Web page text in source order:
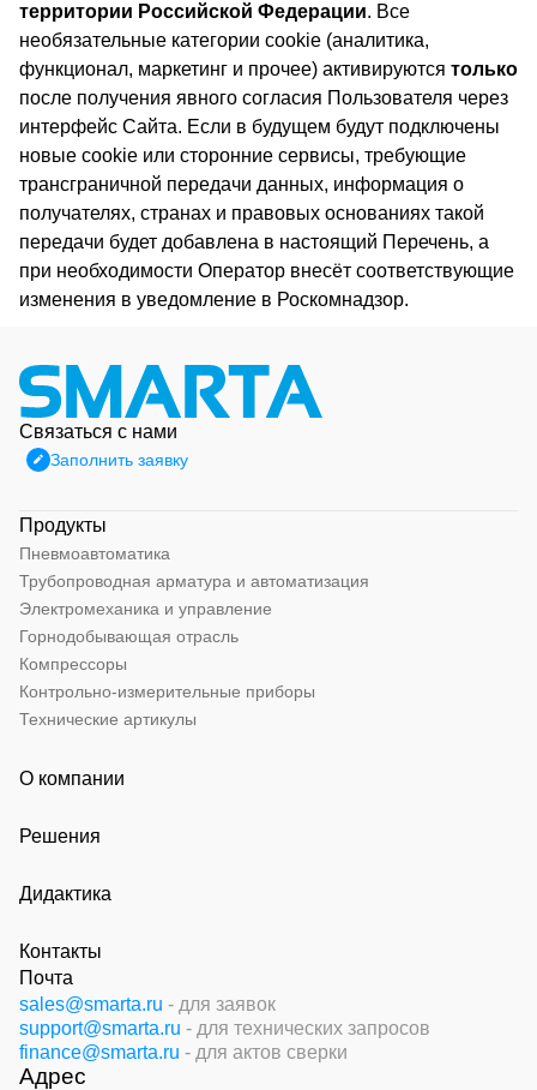
территории Российской Федерации. Все
необязательные категории cookie (аналитика,
функционал, маркетинг и прочее) активируются только
после получения явного согласия Пользователя через
интерфейс Сайта. Если в будущем будут подключены
новые cookie или сторонние сервисы, требующие
трансграничной передачи данных, информация о
получателях, странах и правовых основаниях такой
передачи будет добавлена в настоящий Перечень, а
при необходимости Оператор внесёт соответствующие
изменения в уведомление в Роскомнадзор.
Связаться с нами
Заполнить заявку
Продукты
Пневмоавтоматика
Трубопроводная арматура и автоматизация
Электромеханика и управление
Горнодобывающая отрасль
Компрессоры
Контрольно-измерительные приборы
Технические артикулы
О компании
Решения
Дидактика
Контакты
Почта
sales@smarta.ru - для заявок
support@smarta.ru - для технических запросов
finance@smarta.ru - для актов сверки
Адрес